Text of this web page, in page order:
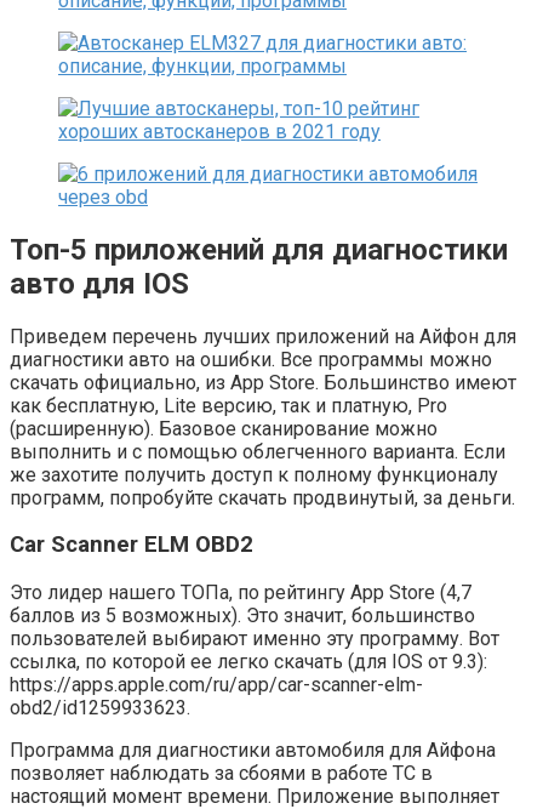
Топ-5 приложений для диагностики
авто для IOS
Приведем перечень лучших приложений на Айфон для
диагностики авто на ошибки. Все программы можно
скачать официально, из App Store. Большинство имеют
как бесплатную, Lite версию, так и платную, Pro
(расширенную). Базовое сканирование можно
выполнить и с помощью облегченного варианта. Если
же захотите получить доступ к полному функционалу
программ, попробуйте скачать продвинутый, за деньги.
Car Scanner ELM OBD2
Это лидер нашего ТОПа, по рейтингу App Store (4,7
баллов из 5 возможных). Это значит, большинство
пользователей выбирают именно эту программу. Вот
ссылка, по которой ее легко скачать (для IOS от 9.3):
https://apps.apple.com/ru/app/car-scanner-elm-
obd2/id1259933623.
Программа для диагностики автомобиля для Айфона
позволяет наблюдать за сбоями в работе ТС в
настоящий момент времени. Приложение выполняет